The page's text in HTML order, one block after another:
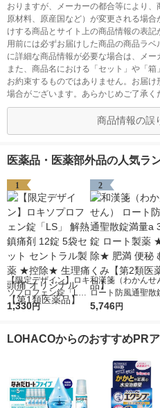
おりますが、メーカーの都合等により、
原材料、原産国など）が変更される場
けする商品とサイト上の商品情報の表
用前には必ずお届けした商品の商品ラ
に詳細な商品情報が必要な場合は、メー
また、商品名における「セット」や「
お約束するものではありません。お届
場合がございます。あらかじめご了承く
商品情報の誤
医薬品・医薬部外品の人気ラ
1
【限定デザイン】ロキ
ソプロフェン錠「L
S」 解熱鎮痛剤 12錠
頭痛 オリジナル【第1
1,330円
2
和漢箋（わかんせ
ロート防風通聖散
量a 372錠 ロート
5,746円
LOHACOからのおすすめPR